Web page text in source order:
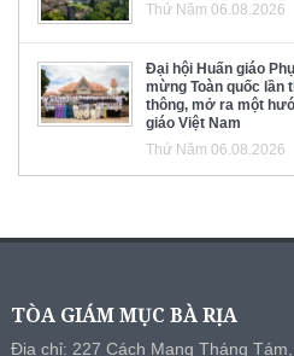
Thứ Năm 06.08.2026
Đại hội Huấn giáo
mừng Toàn quốc lần
thông, mở ra một
giáo Việt Nam
Thứ Năm 06.08.2026
TÒA GIÁM MỤC BÀ RỊA
Địa chỉ: 227 Cách Mạng Tháng